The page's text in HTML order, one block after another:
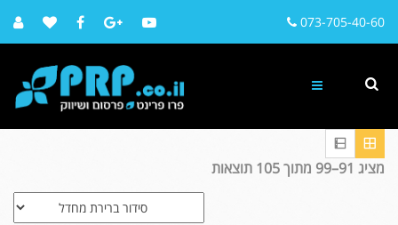
073-705-40-60
מציג 91–99 מתוך 105 תוצאות